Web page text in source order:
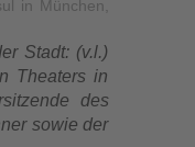
Stadt: (v.l.)
Theaters in
des
sowie der